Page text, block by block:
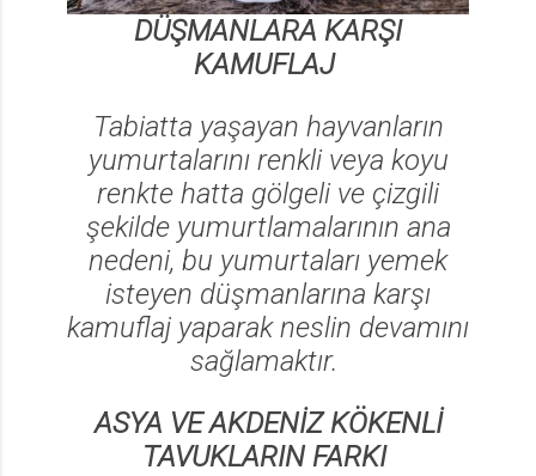
DÜŞMANLARA KARŞI
KAMUFLAJ
Tabiatta yaşayan hayvanların
yumurtalarını renkli veya koyu
renkte hatta gölgeli ve çizgili
şekilde yumurtlamalarının ana
nedeni, bu yumurtaları yemek
isteyen düşmanlarına karşı
kamuflaj yaparak neslin devamını
sağlamaktır.
ASYA VE AKDENİZ KÖKENLİ
TAVUKLARIN FARKI